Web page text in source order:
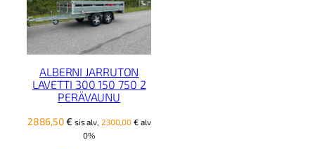
ALBERNI JARRUTON
LAVETTI 300 150 750 2
PERÄVAUNU
2886,50€ sis alv, 2300,00€alv
0%